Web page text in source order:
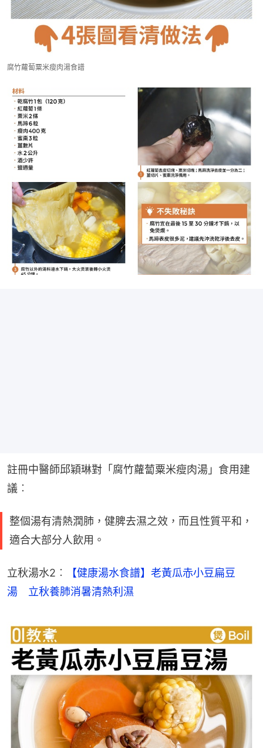
腐竹蘿蔔粟米瘦肉湯食譜
註冊中醫師邱穎琳對「腐竹蘿蔔粟米瘦肉湯」食用建
議︰
整個湯有清熱潤肺，健脾去濕之效，而且性質平和，
適合大部分人飲用。
立秋湯水2︰
【健康湯水食譜】老黃瓜赤小豆扁豆
湯　立秋養肺消暑清熱利濕